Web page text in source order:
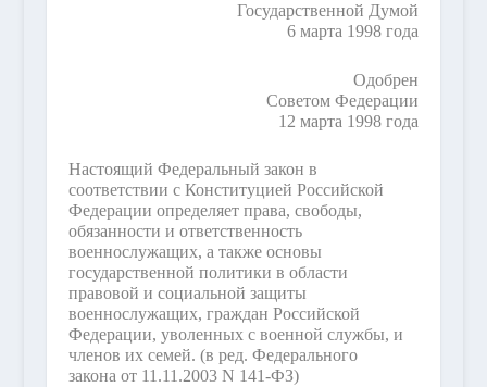
Государственной Думой
6 марта 1998 года
Одобрен
Советом Федерации
12 марта 1998 года
Настоящий Федеральный закон в
соответствии с Конституцией Российской
Федерации определяет права, свободы,
обязанности и ответственность
военнослужащих, а также основы
государственной политики в области
правовой и социальной защиты
военнослужащих, граждан Российской
Федерации, уволенных с военной службы, и
членов их семей. (в ред. Федерального
закона от 11.11.2003 N 141-ФЗ)